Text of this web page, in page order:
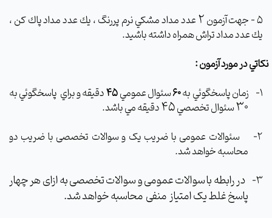
5
– جهت آزمون 2 عدد مداد مشكي نرم پررنگ ، يك عدد مداد پاك كن ،
يك عدد مداد تراش همراه داشته باشيد.
نكاتي در مورد آزمون :
1-
زمان پاسخگوئي به60سئوال عمومي45دقيقه و براي پاسخگوئي به
30سئوال تخصصي45دقيقه مي باشد.
2-
سئوالات عمومی با ضریب یک و سوالات تخصصی با ضریب دو
محاسبه خواهد شد.
3-
در رابطه با سوالات عمومی و سوالات تخصصی به ازای هر چهار
پاسخ غلط یک امتیاز منفی محاسبه خواهد شد.